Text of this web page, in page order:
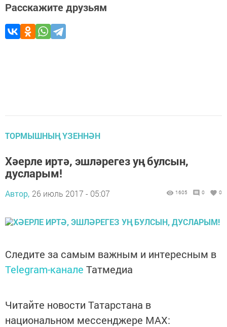
Расскажите друзьям
ТОРМЫШНЫҢ ҮЗЕННӘН
Хәерле иртә, эшләрегез уң булсын,
дусларым!
Автор, 26 июль 2017 - 05:07 1605 0 0
Следите за самым важным и интересным в
Telegram-канале Татмедиа
Читайте новости Татарстана в
национальном мессенджере MАХ: